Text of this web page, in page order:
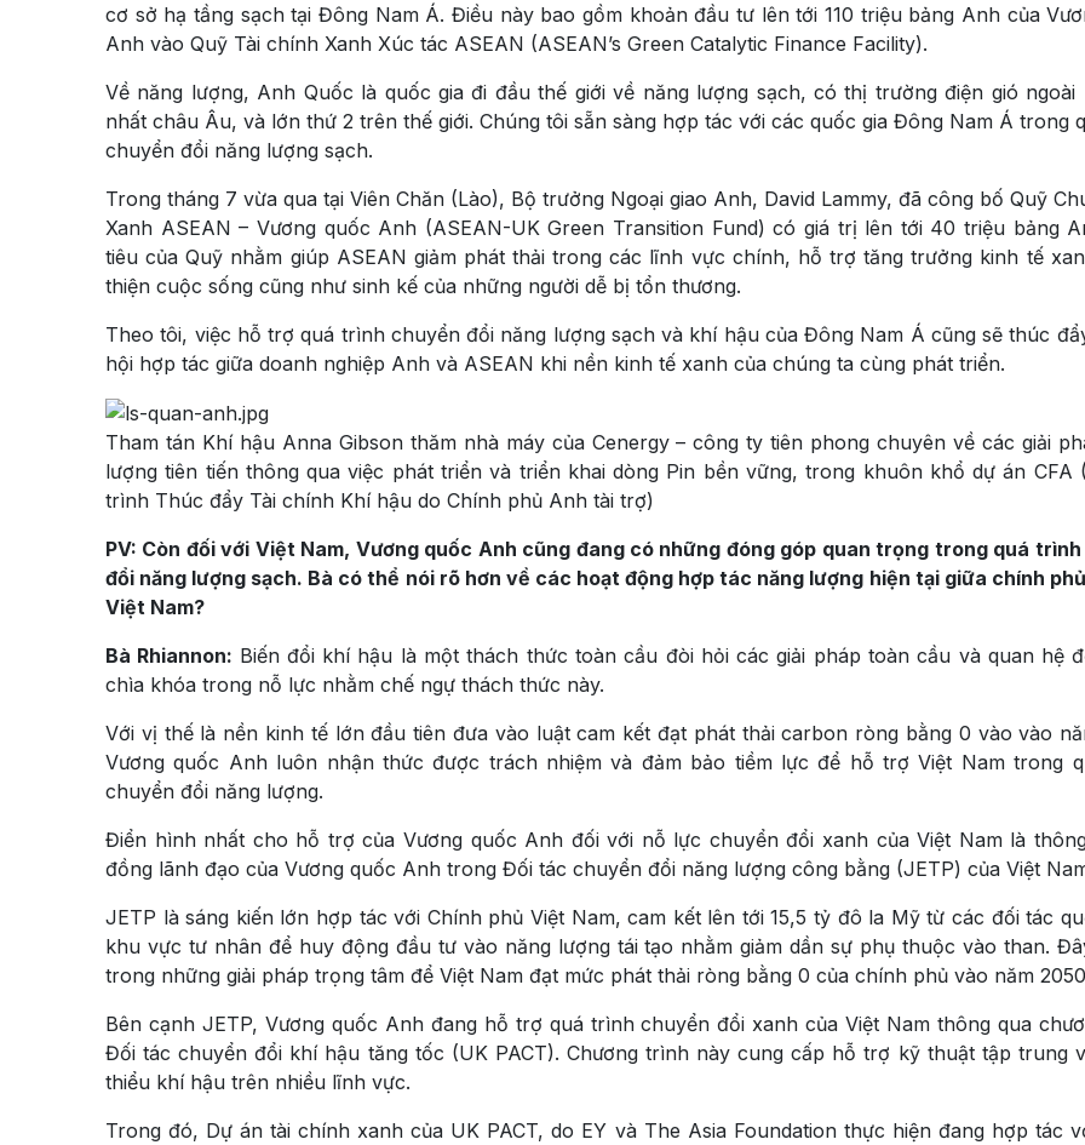
cơ sở hạ tầng sạch tại Đông Nam Á. Điều này bao gồm khoản đầu tư lên tới 110 triệu bảng Anh của
Anh vào Quỹ Tài chính Xanh Xúc tác ASEAN (ASEAN’s Green Catalytic Finance Facility).
Về năng lượng, Anh Quốc là quốc gia đi đầu thế giới về năng lượng sạch, có thị trường điện gió ngoài
nhất châu Âu, và lớn thứ 2 trên thế giới. Chúng tôi sẵn sàng hợp tác với các quốc gia Đông Nam Á trong
chuyển đổi năng lượng sạch.
Trong tháng 7 vừa qua tại Viên Chăn (Lào), Bộ trưởng Ngoại giao Anh, David Lammy, đã công bố Quỹ
Xanh ASEAN – Vương quốc Anh (ASEAN-UK Green Transition Fund) có giá trị lên tới 40 triệu bảng
tiêu của Quỹ nhằm giúp ASEAN giảm phát thải trong các lĩnh vực chính, hỗ trợ tăng trưởng kinh tế
thiện cuộc sống cũng như sinh kế của những người dễ bị tổn thương.
Theo tôi, việc hỗ trợ quá trình chuyển đổi năng lượng sạch và khí hậu của Đông Nam Á cũng sẽ thúc
hội hợp tác giữa doanh nghiệp Anh và ASEAN khi nền kinh tế xanh của chúng ta cùng phát triển.
Tham tán Khí hậu Anna Gibson thăm nhà máy của Cenergy – công ty tiên phong chuyên về các giải
lượng tiên tiến thông qua việc phát triển và triển khai dòng Pin bền vững, trong khuôn khổ dự án CFA
trình Thúc đẩy Tài chính Khí hậu do Chính phủ Anh tài trợ)
PV: Còn đối với Việt Nam, Vương quốc Anh cũng đang có những đóng góp quan trọng trong quá
đổi năng lượng sạch. Bà có thể nói rõ hơn về các hoạt động hợp tác năng lượng hiện tại giữa chính
Việt Nam?
Bà Rhiannon: Biến đổi khí hậu là một thách thức toàn cầu đòi hỏi các giải pháp toàn cầu và quan hệ
chìa khóa trong nỗ lực nhằm chế ngự thách thức này.
Với vị thế là nền kinh tế lớn đầu tiên đưa vào luật cam kết đạt phát thải carbon ròng bằng 0 vào vào
Vương quốc Anh luôn nhận thức được trách nhiệm và đảm bảo tiềm lực để hỗ trợ Việt Nam trong
chuyển đổi năng lượng.
Điển hình nhất cho hỗ trợ của Vương quốc Anh đối với nỗ lực chuyển đổi xanh của Việt Nam là
đồng lãnh đạo của Vương quốc Anh trong Đối tác chuyển đổi năng lượng công bằng (JETP) của Việt
JETP là sáng kiến lớn hợp tác với Chính phủ Việt Nam, cam kết lên tới 15,5 tỷ đô la Mỹ từ các đối tác
khu vực tư nhân để huy động đầu tư vào năng lượng tái tạo nhằm giảm dần sự phụ thuộc vào than.
trong những giải pháp trọng tâm để Việt Nam đạt mức phát thải ròng bằng 0 của chính phủ vào năm
Bên cạnh JETP, Vương quốc Anh đang hỗ trợ quá trình chuyển đổi xanh của Việt Nam thông qua
Đối tác chuyển đổi khí hậu tăng tốc (UK PACT). Chương trình này cung cấp hỗ trợ kỹ thuật tập trung
thiểu khí hậu trên nhiều lĩnh vực.
Trong đó, Dự án tài chính xanh của UK PACT, do EY và The Asia Foundation thực hiện đang hợp tác